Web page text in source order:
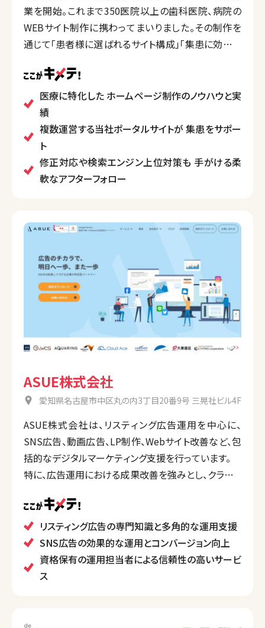
業を開始。これまで350医院以上の歯科医院、病院の
WEBサイト制作に携わってまいりました。その制作を
通じて「患者様に選ばれるサイト構成」「集患に効果を
貴院のサイト制作、ひいては集患のお手伝いに貢献し
ます。医療に特化した ホームページ制作のノウハウと実
績
複数運営する当社ポータルサイトが 集患をサポー
ト
修正対応や検索エンジン上位対策も 手がける柔
軟なアフターフォロー
ASUE株式会社
愛知県名古屋市中区丸の内3丁目20番9号 三晃社ビル4F
ASUE株式会社は、リスティング広告運用を中心に、
SNS広告、動画広告、LP制作、Webサイト改善など、包
括的なデジタルマーケティング支援を行っています。
特に、広告運用における成果改善を強みとし、クライア
ページ改善提案を積極的に実施。主要SNS広告にも
対応し、運用担当者はウェブ解析士などの資格を保有
しており、質の高いサポートを提供しています。
リスティング広告の専門知識と多角的な運用支援
SNS広告の効果的な運用とコンバージョン向上
資格保有の運用担当者による信頼性の高いサービ
ス